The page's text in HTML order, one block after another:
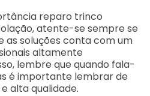
reparo trinco
atente-se sempre se
as soluções conta com um
altamente
lembre que quando fala-
é importante lembrar de
alta qualidade.